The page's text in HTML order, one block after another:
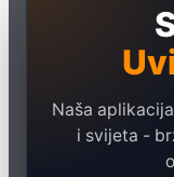
Naša
i svijeta -
Ekonomija